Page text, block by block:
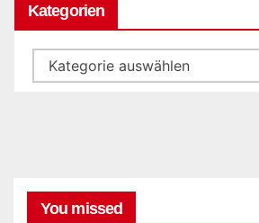
Kategorien
Kategorien
You missed